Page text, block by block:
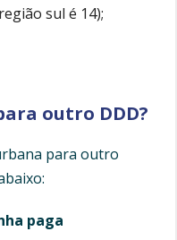
sul é 14);
outro DDD?
para outro
paga